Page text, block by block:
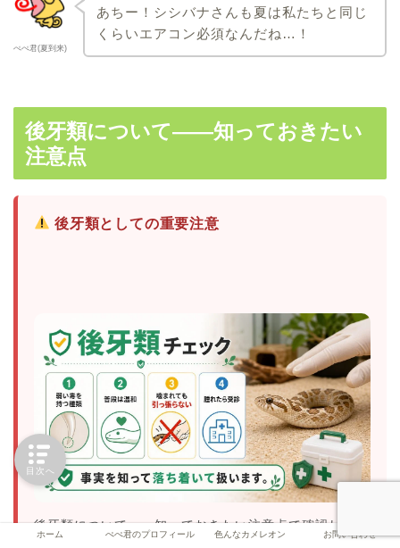
ぺぺ君(夏到来)
あちー！シシバナさんも夏は私たちと同じ
くらいエアコン必須なんだね…！
後牙類について――知っておきたい
注意点
後牙類としての重要注意
後牙類について――知っておきたい注意点で確認したい
ホーム ぺぺ君のプロフィール 色んなカメレオン お問い合わせ
目次へ